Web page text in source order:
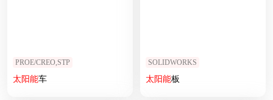
PROE/CREO,STP
太阳能车
SOLIDWORKS
太阳能板